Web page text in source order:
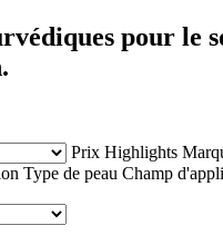
pour le
Prix Highlights
Type de peau Champ